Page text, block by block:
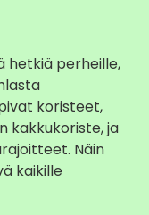
hetkiä perheille,
koristeet,
kakkukoriste, ja
Näin
kaikille